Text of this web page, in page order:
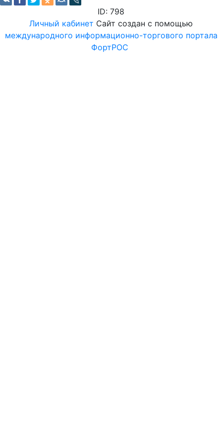
ID: 798
Личный кабинет Сайт создан с помощью
международного информационно-торгового портала
ФортРОС